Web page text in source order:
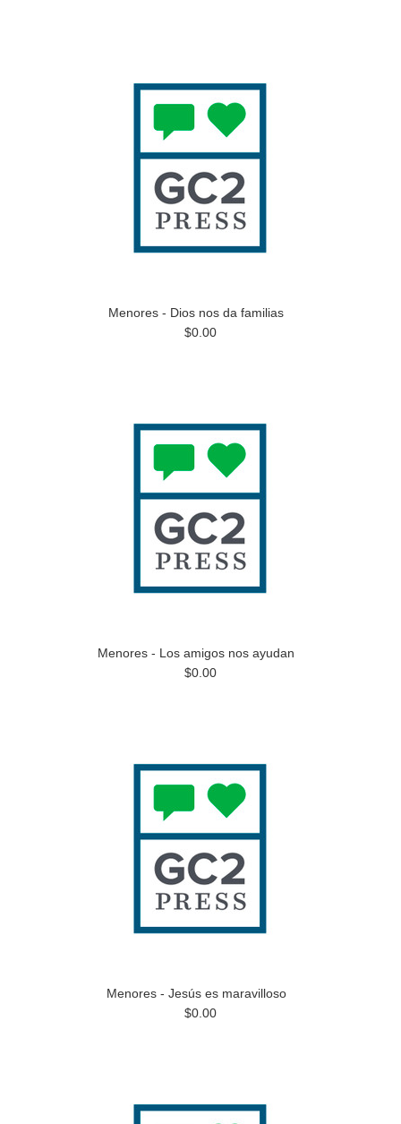
Menores - Dios nos da familias
$0.00
Menores - Los amigos nos ayudan
$0.00
Menores - Jesús es maravilloso
$0.00